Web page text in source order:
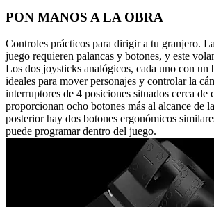
PON MANOS A LA OBRA
Controles prácticos para dirigir a tu granjero.
juego requieren palancas y botones, y este
Los dos joysticks analógicos, cada uno con un
ideales para mover personajes y controlar la
interruptores de 4 posiciones situados cerca de
proporcionan ocho botones más al alcance de
posterior hay dos botones ergonómicos
puede programar dentro del juego.